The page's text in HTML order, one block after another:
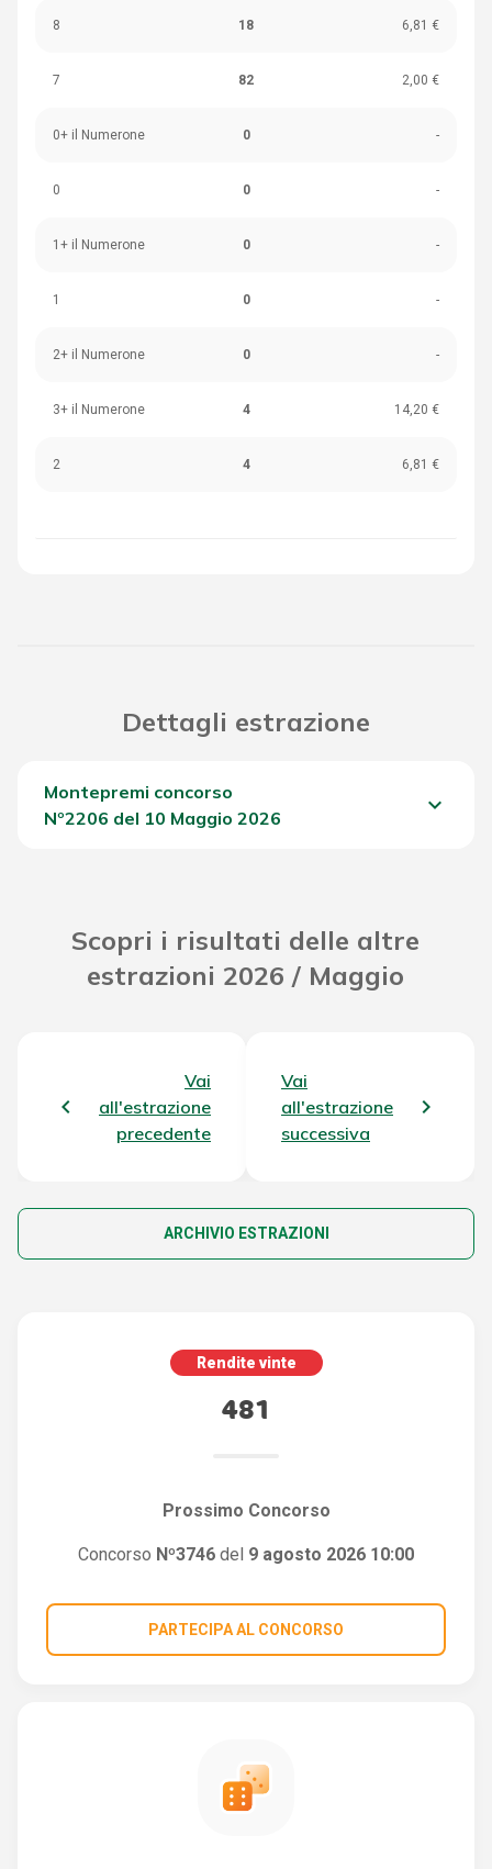
8 18 6,81 €
7 82 2,00 €
0+ il Numerone 0 -
0 0 -
1+ il Numerone 0 -
1 0 -
2+ il Numerone 0 -
3+ il Numerone 4 14,20 €
2 4 6,81 €
Dettagli estrazione
Montepremi concorso
Nº2206 del 10 Maggio 2026
keyboard_arrow_down
Scopri i risultati delle altre
estrazioni 2026 / Maggio
Vai
all'estrazione
precedente
Vai
all'estrazione
successiva
ARCHIVIO ESTRAZIONI
Rendite vinte
481
Prossimo Concorso
Concorso Nº3746 del 9 agosto 2026 10:00
PARTECIPA AL CONCORSO